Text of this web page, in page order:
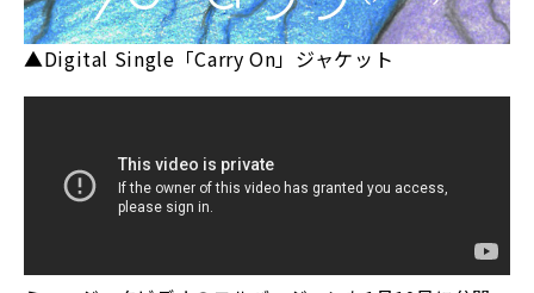
▲Digital Single「Carry On」ジャケット